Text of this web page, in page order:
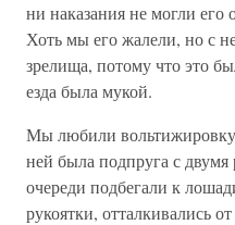
ни наказания не могли его
Хоть мы его жалели, но с
зрелища, потому что это
езда была мукой.
Мы любили
ней была подпруга с
очереди подбегали к
рукоятки, отталкивались